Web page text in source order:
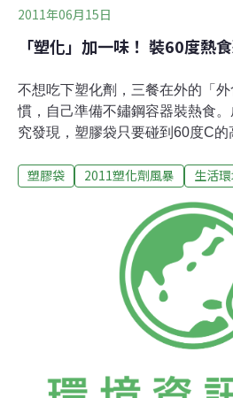
2011年06月15日
「塑化」加一味！ 裝60度熱
不想吃下塑化劑，三餐在外的「
慣，自己準備不鏽鋼容器裝熱食
究發現，塑膠袋只要碰到60度C
樣有風險，甚至有臭豆腐店家為
腐，可能會多了「塑化劑」這一
業者的最愛，裝熱湯、放羹麵好
是危險動作。因為只要碰到60度C
塑化劑，外食族便是高危險群。
高溫69.7度！剛起鍋的泡麵丟進
買好到拿回辦公室吃，一路上塑
下肚。不想洗盤子的攤販，大多
本超低，200個裝一包，賣30元，
塑膠袋 2011塑化劑風暴 生活